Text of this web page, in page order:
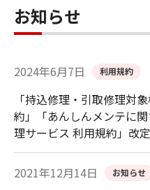
お知らせ
2024年6月7日 利用規約
「持込修理・引取修理対
約」「あんしんメンテに
理サービス 利用規約」改
2021年12月14日 お知らせ